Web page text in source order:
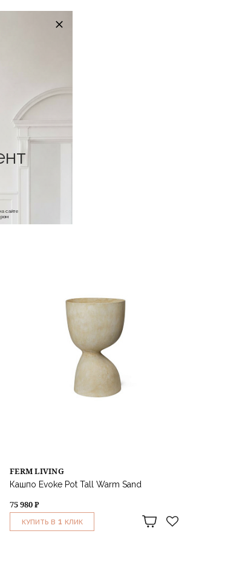
FERM LIVING
Кашпо Evoke Pot Tall Warm Sand
75 980 ₽
КУПИТЬ В 1 КЛИК
сайте